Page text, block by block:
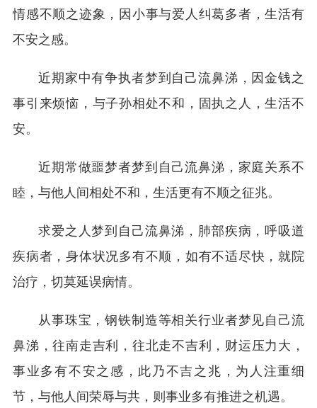
情感不顺之迹象，因小事与爱人纠葛多者，生活有
不安之感。
近期家中有争执者梦到自己流鼻涕，因金钱之
事引来烦恼，与子孙相处不和，固执之人，生活不
安。
近期常做噩梦者梦到自己流鼻涕，家庭关系不
睦，与他人间相处不和，生活更有不顺之征兆。
求爱之人梦到自己流鼻涕，肺部疾病，呼吸道
疾病者，身体状况多有不顺，如有不适尽快，就院
治疗，切莫延误病情。
从事珠宝，钢铁制造等相关行业者梦见自己流
鼻涕，往南走吉利，往北走不吉利，财运压力大，
事业多有不安之感，此乃不吉之兆，为人注重细
节，与他人间荣辱与共，则事业多有推进之机遇。